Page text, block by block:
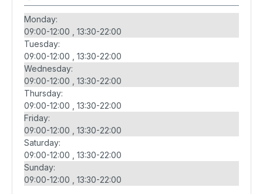
Monday:
09:00-12:00
13:30-22:00
Tuesday:
09:00-12:00
13:30-22:00
Wednesday:
09:00-12:00
13:30-22:00
Thursday:
09:00-12:00
13:30-22:00
Friday:
09:00-12:00
13:30-22:00
Saturday:
09:00-12:00
13:30-22:00
Sunday:
09:00-12:00
13:30-22:00